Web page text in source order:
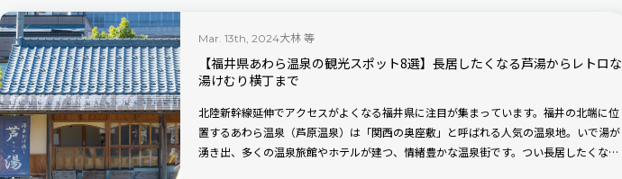
Mar. 13th, 2024大林 等
【福井県あわら温泉の観光スポット8選】長居したくなる芦湯からレトロな
湯けむり横丁まで
北陸新幹線延伸でアクセスがよくなる福井県に注目が集まっています。福井の北端に位
置するあわら温泉（芦原温泉）は「関西の奥座敷」と呼ばれる人気の温泉地。いで湯が
湧き出、多くの温泉旅館やホテルが建つ、情緒豊かな温泉街です。つい長居したくなる